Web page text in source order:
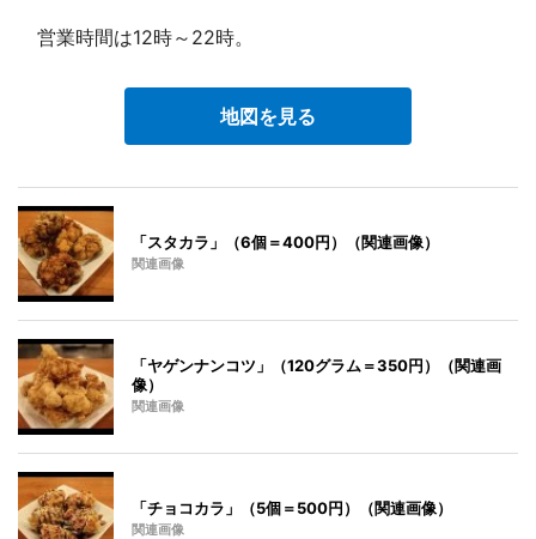
営業時間は12時～22時。
地図を見る
「スタカラ」（6個＝400円）（関連画像）
関連画像
「ヤゲンナンコツ」（120グラム＝350円）（関連画
像）
関連画像
「チョコカラ」（5個＝500円）（関連画像）
関連画像